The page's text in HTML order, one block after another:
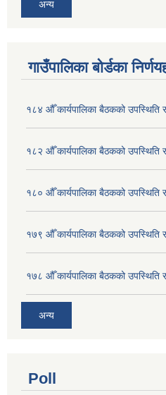
अन्य
गाउँपालिका बोर्डका
१८४ औँ कार्यपालिका बैठकको उपस्थिति
१८२ औँ कार्यपालिका बैठकको उपस्थिति
१८० औँ कार्यपालिका बैठकको उपस्थिति
१७९ औँ कार्यपालिका बैठकको उपस्थिति
१७८ औँ कार्यपालिका बैठकको उपस्थिति
अन्य
Poll